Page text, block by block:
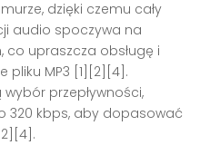
dzięki czemu cały
audio spoczywa na
co upraszcza obsługę i
pliku MP3 [1][2][4].
przepływności,
320 kbps, aby dopasować